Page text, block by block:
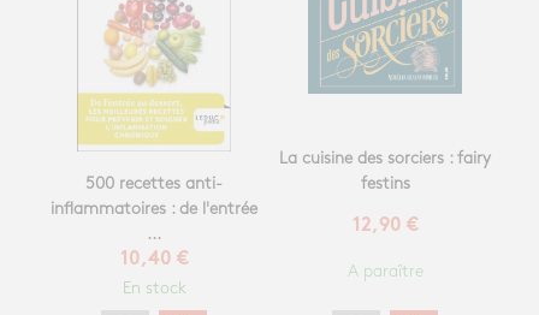
500 recettes anti-
inflammatoires : de l'entrée
...
10,40 €
En stock
La cuisine des sorciers : fairy
festins
12,90 €
A paraître